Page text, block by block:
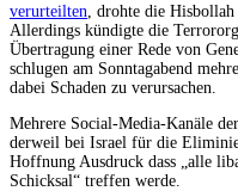
verurteilten , drohte die
Allerdings kündigte die
Übertragung einer Rede von
schlugen am Sonntagabend
dabei Schaden zu verursachen.
Mehrere Social-Media-Kanäle
derweil bei Israel für die
Hoffnung Ausdruck dass „alle
Schicksal“ treffen werde.